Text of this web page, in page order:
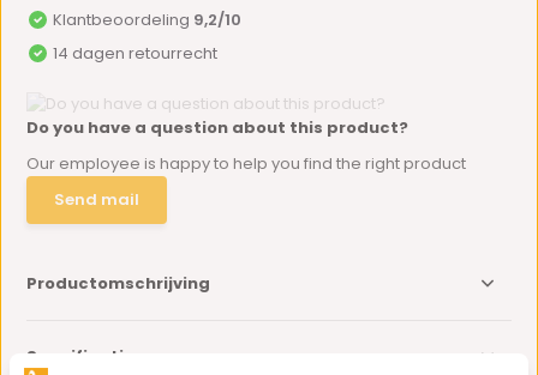
Klantbeoordeling 9,2/10
14 dagen retourrecht
Do you have a question about this product?
Our employee is happy to help you find the right product
Send mail
Productomschrijving
Specificaties